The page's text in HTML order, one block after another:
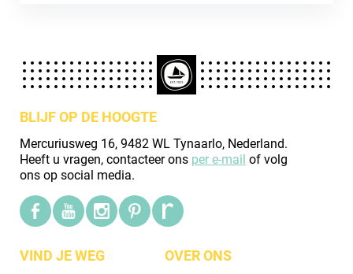
BLIJF OP DE HOOGTE
Mercuriusweg 16, 9482 WL Tynaarlo, Nederland.
Heeft u vragen, contacteer ons per e-mail of volg
ons op social media.
VIND JE WEG OVER ONS